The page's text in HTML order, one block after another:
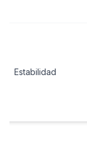
Estabilidad